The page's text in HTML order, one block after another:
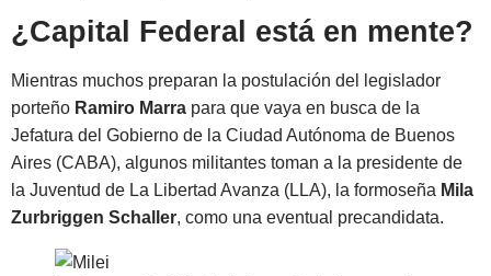
¿Capital Federal está en mente?
Mientras muchos preparan la postulación del legislador
porteño Ramiro Marra para que vaya en busca de la
Jefatura del Gobierno de la Ciudad Autónoma de Buenos
Aires (CABA), algunos militantes toman a la presidente de
la Juventud de La Libertad Avanza (LLA), la formoseña Mila
Zurbriggen Schaller, como una eventual precandidata.